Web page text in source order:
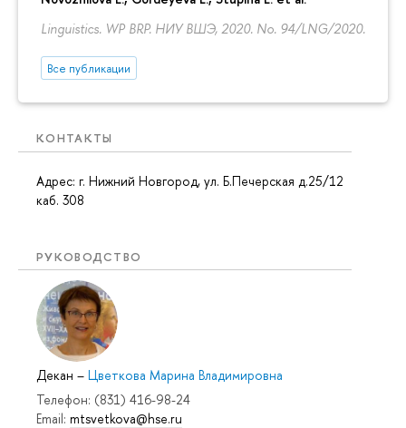
Linguistics. WP BRP. НИУ ВШЭ, 2020. No. 94/LNG/2020.
Все публикации
КОНТАКТЫ
Адрес: г. Нижний Новгород, ул. Б.Печерская д.25/12
каб. 308
РУКОВОДСТВО
Декан – Цветкова Марина Владимировна
Телефон: (831) 416-98-24
Email: mtsvetkova@hse.ru